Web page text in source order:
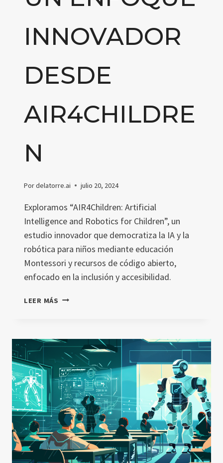
INNOVADOR
DESDE
AIR4CHILDRE
N
Pordelatorre.ai julio 20, 2024
Exploramos “AIR4Children: Artificial
Intelligence and Robotics for Children”, un
estudio innovador que democratiza la IA y la
robótica para niños mediante educación
Montessori y recursos de código abierto,
enfocado en la inclusión y accesibilidad.
LEER MÁS INTELIGENCIA
PARA
NIÑOS:
UN
ENFOQUE
INNOVADOR
DESDE
AIR4CHILDREN